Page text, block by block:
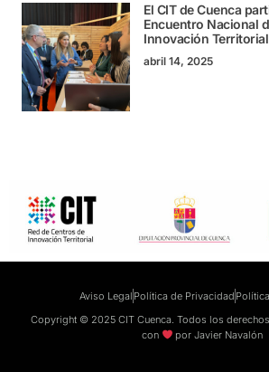
El CIT de Cuenca
Encuentro Nacional
Innovación Territorial
abril 14, 2025
Aviso Legal Política de Privacidad
Copyright © 2025 CIT Cuenca. Todos los
con
porJavier Navalón